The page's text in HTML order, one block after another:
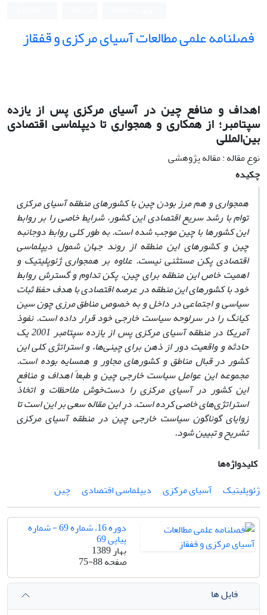
فصلنامه علمی مطالعات آسیای مرکزی و قفقاز
اهداف و منافع چین در آسیای مرکزی پس از یازده
سپتامبر؛ از همکاری و همجواری تا دیپلماسی اقتصادی
بین‌المللی
نوع مقاله : مقاله پژوهشی
چکیده
همجواری و هم مرز بودن چین با کشورهای منطقه آسیای مرکزی
توام با رشد سریع اقتصادی این کشور، شرایط خاصی را بر روابط
این کشورها با چین موجب شده است. به طور کلی روابط دوجانبه
چین و کشورهای این منطقه از روند جهان شمول دیپلماسی
اقتصادی پکن مستثنی نیست. علاوه بر همجواری ژئوپلیتیک و
اهمیت خاص این منطقه برای چین، پکن تداوم و گسترش روابط
خود با کشورهای این منطقه در عرصه اقتصادی با هدف حفظ ثبات
سیاسی و اجتماعی در داخل و به‌ خصوص مناطق مرزی چون سین
کیانگ را در سرلوحه سیاست خارجی خود قرار داده است. نفوذ
آمریکا در منطقه آسیای مرکزی پس از یازده سپتامبر 2001 یک
حادثه و واقعیت دور از ذهن برای چینی‌ها، و استراتژی کلی این
کشور در قبال مناطق و کشورهای مجاور و همسایه بوده است.
مجموعه این عوامل سیاست خارجی چین و طبعاً اهداف و منافع
این کشور در آسیای مرکزی را دست‌خوش ملاحظات و اتخاذ
استراتژی‌های خاصی کرده است. در این مقاله سعی بر این است تا
زوایای گوناگون سیاست خارجی چین در منطقه آسیای مرکزی
تشریح و تبیین شود.
کلیدواژه‌ها
ژئوپلیتیک
آسیای مرکزی دیپلماسی اقتصادی چین
دوره 16، شماره 69 - شماره
پیاپی 69
بهار 1389
صفحه75-88
فایل ها